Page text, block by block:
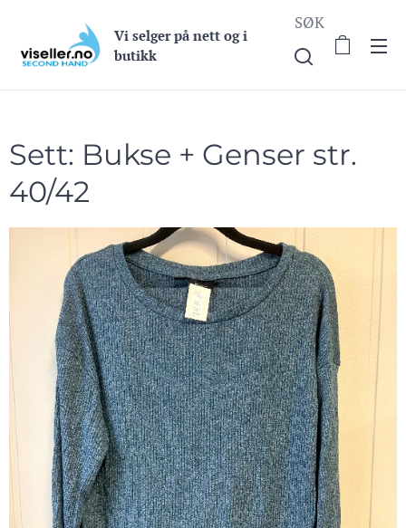
Vi selger på nett og i
butikk
SØK
Sett: Bukse + Genser str.
40/42